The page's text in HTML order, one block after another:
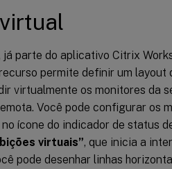
parte do aplicativo Citrix
permite definir um layout
virtualmente os monitores da
Você pode configurar os
ícone do indicador de status
virtuais”, que inicia a
pode desenhar linhas